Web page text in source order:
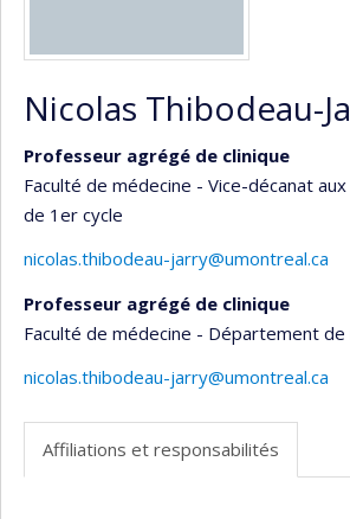
Nicolas Thibodeau-
Professeur agrégé de clinique
Faculté de médecine - Vice-décanat
de 1er cycle
nicolas.thibodeau-jarry@umontreal.ca
Professeur agrégé de clinique
Faculté de médecine - Département de
nicolas.thibodeau-jarry@umontreal.ca
Affiliations et responsabilités